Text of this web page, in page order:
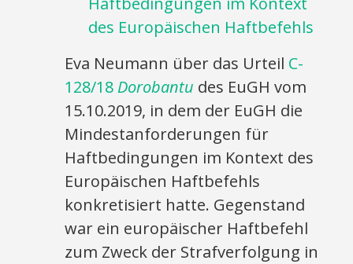
des Europäischen Haftbefehls
Eva Neumann über das Urteil C-
128/18 Dorobantu des EuGH vom
15.10.2019, in dem der EuGH die
Mindestanforderungen für
Haftbedingungen im Kontext des
Europäischen Haftbefehls
konkretisiert hatte. Gegenstand
war ein europäischer Haftbefehl
zum Zweck der Strafverfolgung in